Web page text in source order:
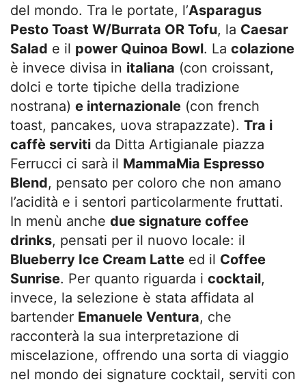
del mondo. Tra le portate, l’Asparagus
Pesto Toast W/Burrata OR Tofu, la Caesar
Salad e il power Quinoa Bowl. La colazione
è invece divisa in italiana (con croissant,
dolci e torte tipiche della tradizione
nostrana) e internazionale (con french
toast, pancakes, uova strapazzate). Tra i
caffè serviti da Ditta Artigianale piazza
Ferrucci ci sarà il MammaMia Espresso
Blend, pensato per coloro che non amano
l’acidità e i sentori particolarmente fruttati.
In menù anche due signature coffee
drinks, pensati per il nuovo locale: il
Blueberry Ice Cream Latte ed il Coffee
Sunrise. Per quanto riguarda i cocktail,
invece, la selezione è stata affidata al
bartender Emanuele Ventura, che
racconterà la sua interpretazione di
miscelazione, offrendo una sorta di viaggio
nel mondo dei signature cocktail, serviti con